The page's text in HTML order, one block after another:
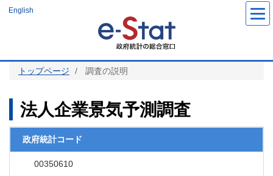
ツ
English
トップページ 調査の説明
法人企業景気予測調査
政府統計コード
00350610